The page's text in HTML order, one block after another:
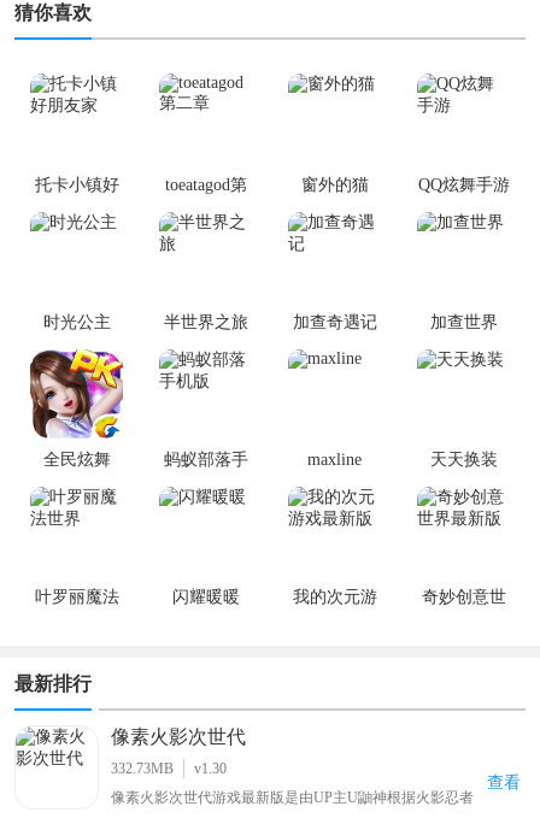
猜你喜欢
托卡小镇好
toeatagod第
窗外的猫 QQ炫舞手游
时光公主 半世界之旅 加查奇遇记 加查世界
全民炫舞
蚂蚁部落手
maxline 天天换装
叶罗丽魔法
闪耀暖暖
我的次元游
奇妙创意世
最新排行
像素火影次世代
332.73MB
v1.30
像素火影次世代游戏最新版是由UP主U鼬神根据火影忍者
查看